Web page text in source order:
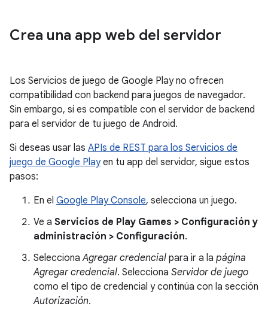
Crea una app web del servidor
Los Servicios de juego de Google Play no ofrecen
compatibilidad con backend para juegos de navegador.
Sin embargo, sí es compatible con el servidor de backend
para el servidor de tu juego de Android.
Si deseas usar las APIs de REST para los Servicios de
juego de Google Playen tu app del servidor, sigue estos
pasos:
En el Google Play Console, selecciona un juego.
Ve a Servicios de Play Games > Configuración y
administración > Configuración.
SeleccionaAgregar credencial para ir a la página
Agregar credencial. Selecciona Servidor de juego
como el tipo de credencial y continúa con la sección
Autorización.